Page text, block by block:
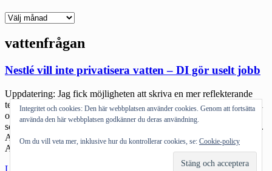
Deepedition
vattenfrågan
Nestlé vill inte privatisera vatten – DI gör uselt jobb
Uppdatering: Jag fick möjligheten att skriva en mer reflekterande
text just om källkoll och farten på SVTs debattsida: Förut pratade vi
om klickjournalistik, idag pratar vi om viral journalistik. Vad det är
som sprider sig snabbt och brett är mer centralt än antal som klickar.
Analysverktyg som Sharedcount har fått ett högre värde än Google
Analytics. […]
Läs mer
Integritet och cookies: Den här webbplatsen använder cookies. Genom att fortsätta
använda den här webbplatsen godkänner du deras användning.
Om du vill veta mer, inklusive hur du kontrollerar cookies, se: Cookie-policy